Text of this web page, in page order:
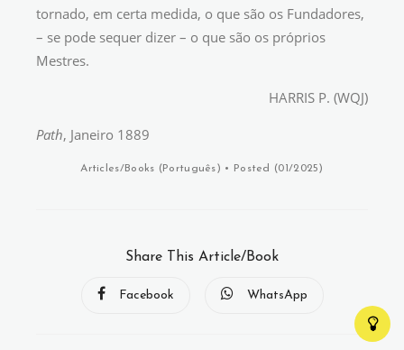
tornado, em certa medida, o que são os Fundadores,
– se pode sequer dizer – o que são os próprios
Mestres.
HARRIS P. (WQJ)
Path, Janeiro 1889
Articles/Books ( Português) • Posted (01/2025)
Share This Article/Book
Facebook WhatsApp